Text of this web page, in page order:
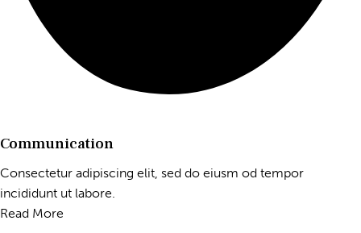
Communication
Consectetur adipiscing elit, sed do eiusm od tempor
incididunt ut labore.
Read More